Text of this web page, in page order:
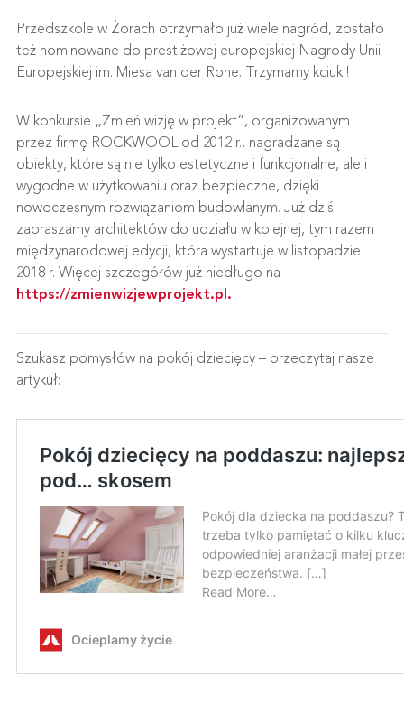
Przedszkole w Żorach otrzymało już wiele nagród, zostało
też nominowane do prestiżowej europejskiej Nagrody Unii
Europejskiej im. Miesa van der Rohe. Trzymamy kciuki!
W konkursie „Zmień wizję w projekt”, organizowanym
przez firmę ROCKWOOL od 2012 r., nagradzane są
obiekty, które są nie tylko estetyczne i funkcjonalne, ale i
wygodne w użytkowaniu oraz bezpieczne, dzięki
nowoczesnym rozwiązaniom budowlanym. Już dziś
zapraszamy architektów do udziału w kolejnej, tym razem
międzynarodowej edycji, która wystartuje w listopadzie
2018 r. Więcej szczegółów już niedługo na
https://zmienwizjewprojekt.pl.
Szukasz pomysłów na pokój dziecięcy – przeczytaj nasze
artykuł: